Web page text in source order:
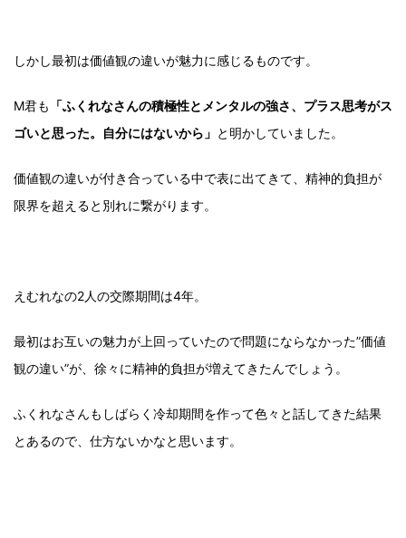
しかし最初は価値観の違いが魅力に感じるものです。
M君も 「ふくれなさんの積極性とメンタルの強さ、プラス思考がス
ゴいと思った。自分にはないから」 と明かしていました。
価値観の違いが付き合っている中で表に出てきて、精神的負担が
限界を超えると別れに繋がります。
えむれなの2人の交際期間は4年。
最初はお互いの魅力が上回っていたので問題にならなかった”価値
観の違い”が、徐々に精神的負担が増えてきたんでしょう。
ふくれなさんもしばらく冷却期間を作って色々と話してきた結果
とあるので、仕方ないかなと思います。